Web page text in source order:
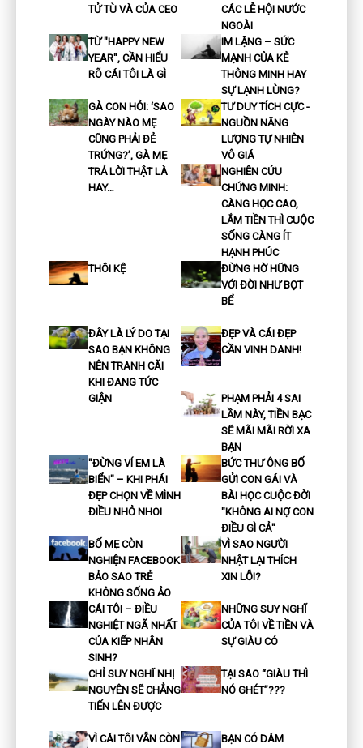
TỬ TÙ VÀ CỦA CEO
CÁC LỄ HỘI NƯỚC
NGOÀI
TỪ "HAPPY NEW
YEAR", CẦN HIỂU
RÕ CÁI TÔI LÀ GÌ
IM LẶNG – SỨC
MẠNH CỦA KẺ
THÔNG MINH HAY
SỰ LẠNH LÙNG?
GÀ CON HỎI: ‘SAO
NGÀY NÀO MẸ
CŨNG PHẢI ĐẺ
TRỨNG?’, GÀ MẸ
TRẢ LỜI THẬT LÀ
HAY…
TƯ DUY TÍCH CỰC -
NGUỒN NĂNG
LƯỢNG TỰ NHIÊN
VÔ GIÁ
NGHIÊN CỨU
CHỨNG MINH:
CÀNG HỌC CAO,
LẮM TIỀN THÌ CUỘC
SỐNG CÀNG ÍT
HẠNH PHÚC
THÔI KỆ
ĐỪNG HỜ HỮNG
VỚI ĐỜI NHƯ BỌT
BỂ
ĐÂY LÀ LÝ DO TẠI
SAO BẠN KHÔNG
NÊN TRANH CÃI
KHI ĐANG TỨC
GIẬN
ĐẸP VÀ CÁI ĐẸP
CẦN VINH DANH!
PHẠM PHẢI 4 SAI
LẦM NÀY, TIỀN BẠC
SẼ MÃI MÃI RỜI XA
BẠN
"ĐỪNG VÍ EM LÀ
BIỂN" – KHI PHÁI
ĐẸP CHỌN VỀ MÌNH
ĐIỀU NHỎ NHOI
BỨC THƯ ÔNG BỐ
GỬI CON GÁI VÀ
BÀI HỌC CUỘC ĐỜI
"KHÔNG AI NỢ CON
ĐIỀU GÌ CẢ"
BỐ MẸ CÒN
NGHIỆN FACEBOOK
BẢO SAO TRẺ
KHÔNG SỐNG ẢO
VÌ SAO NGƯỜI
NHẬT LẠI THÍCH
XIN LỖI?
CÁI TÔI – ĐIỀU
NGHIỆT NGÃ NHẤT
CỦA KIẾP NHÂN
SINH?
NHỮNG SUY NGHĨ
CỦA TÔI VỀ TIỀN VÀ
SỰ GIÀU CÓ
CHỈ SUY NGHĨ NHỊ
NGUYÊN SẼ CHẲNG
TIẾN LÊN ĐƯỢC
TẠI SAO “GIÀU THÌ
NÓ GHÉT”???
VÌ CÁI TÔI VẪN CÒN BẠN CÓ DÁM